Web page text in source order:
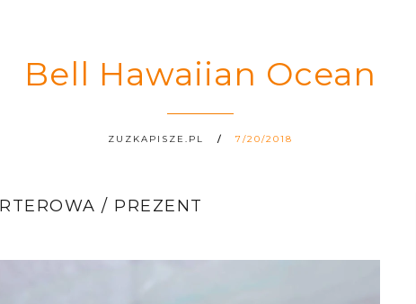
Bell Hawaiian Ocean
ZUZKAPISZE.PL 7/20/2018
/ PREZENT